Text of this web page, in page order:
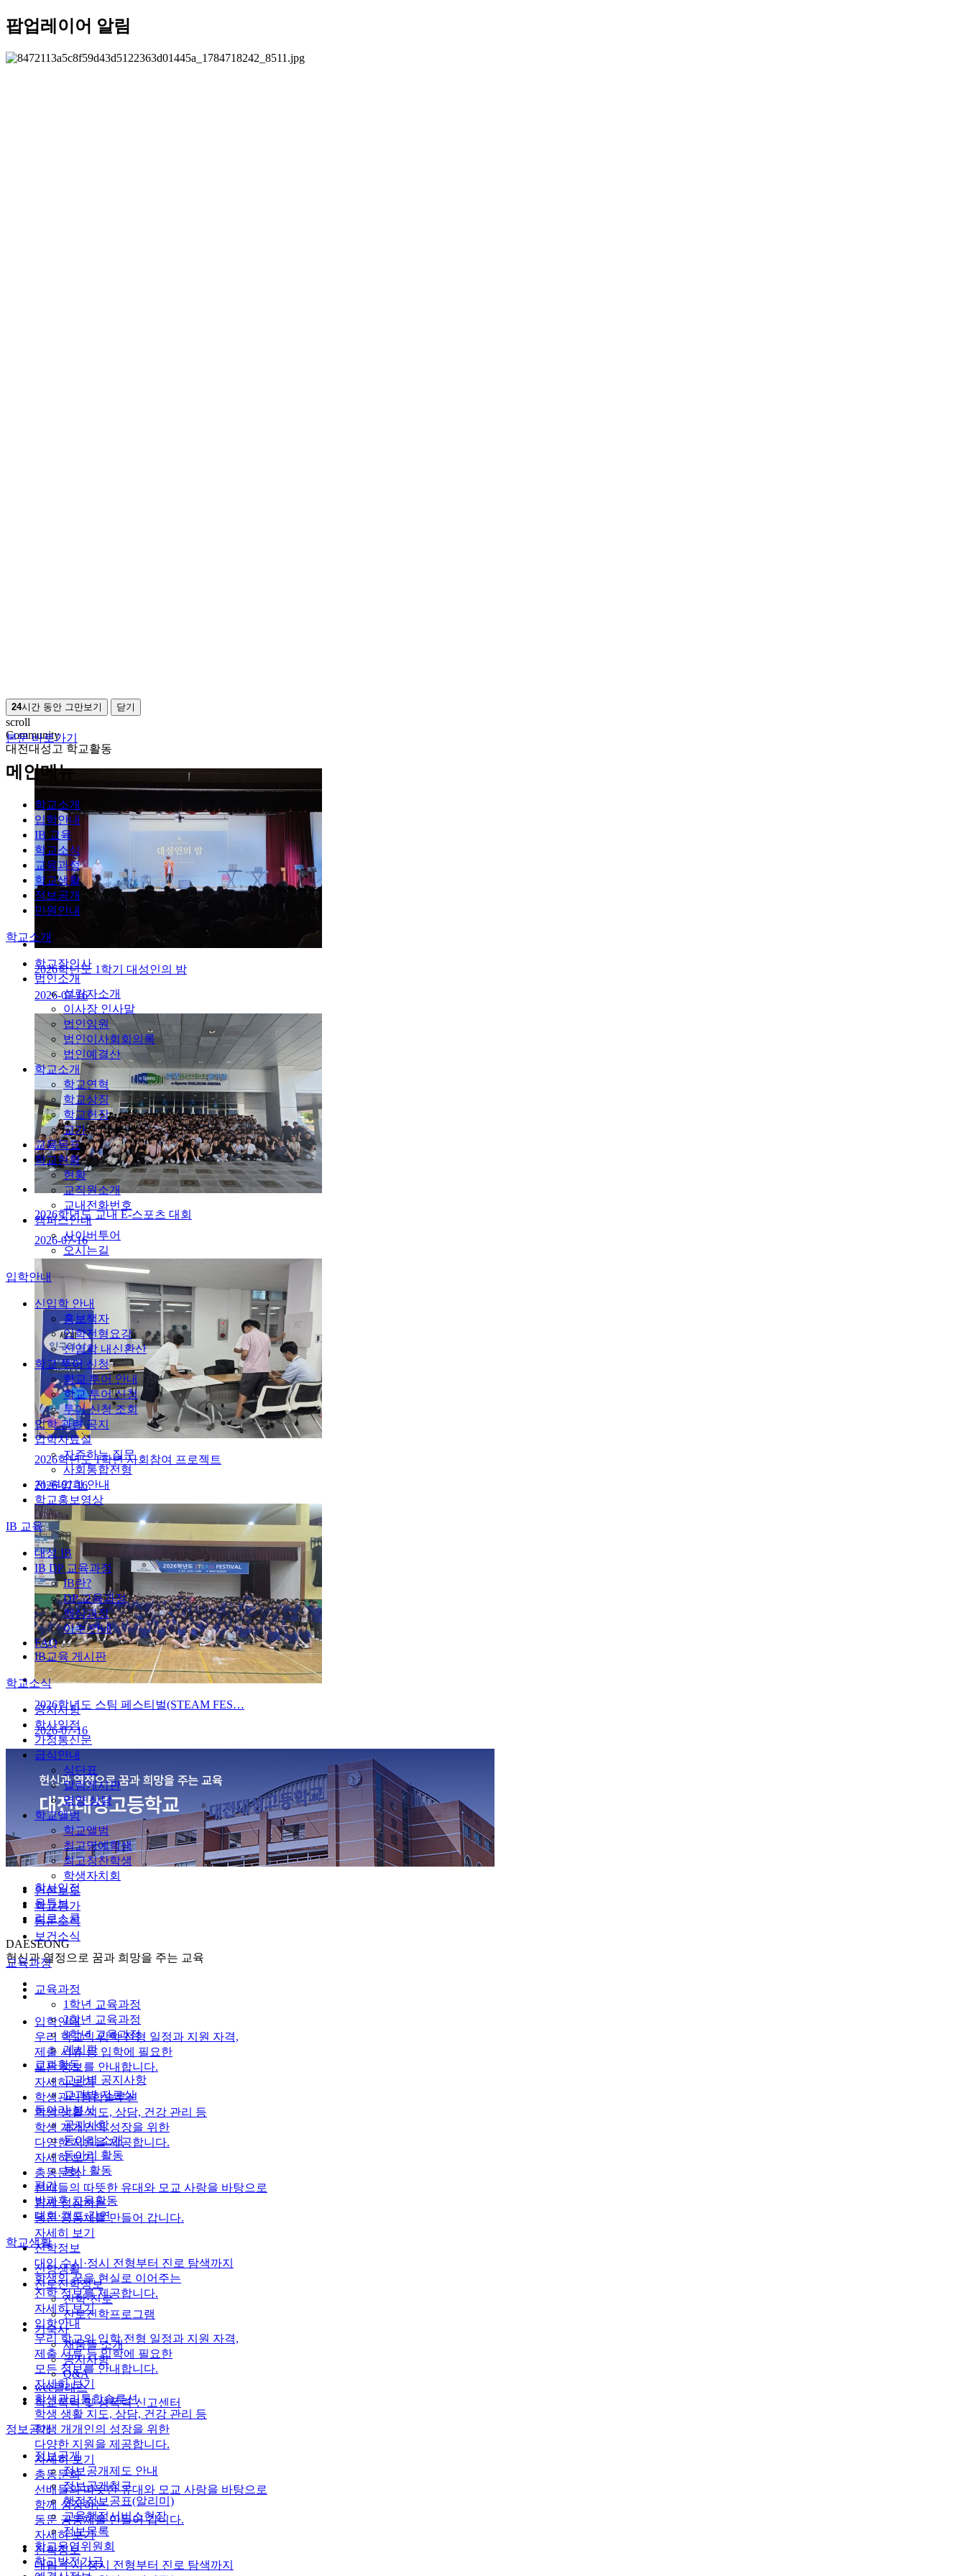
팝업레이어 알림
24시간 동안 그만보기 닫기
본문 바로가기
메인메뉴
학교소개
입학안내
IB 교육
학교소식
교육과정
학교생활
정보공개
민원안내
학교소개
학교장인사
법인소개
설립자소개
이사장 인사말
법인임원
법인이사회회의록
법인예결산
학교소개
학교연혁
학교상징
학교헌장
교가
교육목표
학교현황
현황
교직원소개
교내전화번호
캠퍼스안내
사이버투어
오시는길
입학안내
신입학 안내
홍보책자
입학전형요강
신입학 내신환산
학교 투어 신청
학교 투어 안내
학교 투어 신청
투어 신청 조회
입학 관련 공지
입학자료실
자주하는 질문
사회통합전형
전·편입학 안내
학교홍보영상
IB 교육
대성 IB
IB DP 교육과정
IB란?
DP 교육과정
핵심과정
이수 안내
FAQ
IB교육 게시판
학교소식
공지사항
학사일정
가정통신문
급식안내
식단표
알림게시판
영양 상담
학교앨범
학교앨범
최고명예학생
최고칭찬학생
학생자치회
언론보도
학교평가
동문소식
보건소식
교육과정
교육과정
1학년 교육과정
2학년 교육과정
3학년 교육과정
게시판
교과활동
교과별 공지사항
교과별 자료실
동아리·봉사
공지사항
동아리 소개
동아리 활동
봉사 활동
평가
방과후 교육활동
대회·캠프·강연
학교생활
신앙생활
진로진학정보
진학·진로
진로진학프로그램
기숙사
채움뜰 소개
공지사항
Q&A
wee클래스
학교폭력 및 성폭력 신고센터
정보공개
정보공개
정보공개제도 안내
정보공개청구
행정정보공표(알리미)
교육행정서비스현장
정보목록
학교운영위원회
학교발전기금
scroll
Community
대전대성고 학교활동
2026학년도 1학기 대성인의 밤
2026-07-16
2026학년도 교내 E-스포츠 대회
2026-07-16
2026학년도 1학년 사회참여 프로젝트
2026-07-16
2026학년도 스팀 페스티벌(STEAM FES…
2026-07-16
학사일정
유튜브
리로스쿨
DAESEONG
헌신과 열정으로 꿈과 희망을 주는 교육
입학안내
우리 학교의 입학 전형 일정과 지원 자격,
제출 서류 등 입학에 필요한
모든 정보를 안내합니다.
자세히 보기
학생관리통합솔루션
학생 생활 지도, 상담, 건강 관리 등
학생 개개인의 성장을 위한
다양한 지원을 제공합니다.
자세히 보기
총동문회
선배들의 따뜻한 유대와 모교 사랑을 바탕으로
함께 성장하는
동문 공동체를 만들어 갑니다.
자세히 보기
진학정보
대입 수시·정시 전형부터 진로 탐색까지
학생의 꿈을 현실로 이어주는
진학 정보를 제공합니다.
자세히 보기
입학안내
우리 학교의 입학 전형 일정과 지원 자격,
제출 서류 등 입학에 필요한
모든 정보를 안내합니다.
자세히 보기
학생관리통합솔루션
학생 생활 지도, 상담, 건강 관리 등
학생 개개인의 성장을 위한
다양한 지원을 제공합니다.
자세히 보기
총동문회
선배들의 따뜻한 유대와 모교 사랑을 바탕으로
함께 성장하는
동문 공동체를 만들어 갑니다.
자세히 보기
진학정보
대입 수시·정시 전형부터 진로 탐색까지